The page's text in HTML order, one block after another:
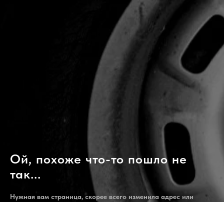
Ой, похоже что-то пошло не
так...
Нужная вам страница, скорее всего изменила адрес или